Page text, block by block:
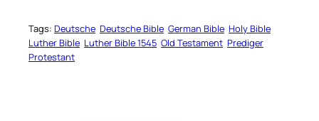
Tags: Deutsche Deutsche Bible German Bible Holy Bible
Luther Bible Luther Bible 1545 Old Testament Prediger
Protestant